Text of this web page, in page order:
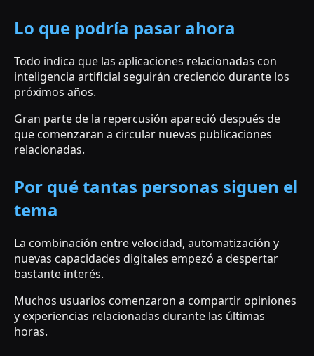
Lo que podría pasar ahora
Todo indica que las aplicaciones relacionadas con
inteligencia artificial seguirán creciendo durante los
próximos años.
Gran parte de la repercusión apareció después de
que comenzaran a circular nuevas publicaciones
relacionadas.
Por qué tantas personas siguen el
tema
La combinación entre velocidad, automatización y
nuevas capacidades digitales empezó a despertar
bastante interés.
Muchos usuarios comenzaron a compartir opiniones
y experiencias relacionadas durante las últimas
horas.